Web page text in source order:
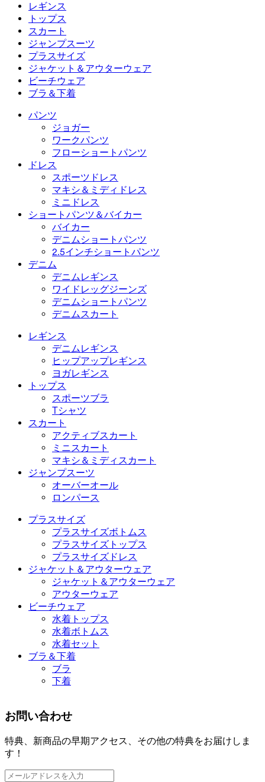
ミニドレス
デニムショートパンツ
2.5インチショートパンツ
デニムレギンス
ワイドレッグジーンズ
デニムショートパンツ
デニムスカート
レギンス
レギンス
デニムレギンス
ヒップアップレギンス
ヨガレギンス
トップス
トップス
スポーツブラ
Tシャツ
スカート
スカート
アクティブスカート
ミニスカート
マキシ＆ミディスカート
ジャンプスーツ
ジャンプスーツ
オーバーオール
ロンパース
プラスサイズ
プラスサイズ
プラスサイズボトムス
プラスサイズトップス
プラスサイズドレス
ジャケット＆アウターウェア
ジャケット＆アウターウェア
ジャケット＆アウターウェア
アウターウェア
ビーチウェア
ビーチウェア
水着トップス
水着ボトムス
水着セット
ブラ＆下着
ブラ＆下着
ブラ
下着
パンツ
ジョガー
ワークパンツ
フローショートパンツ
ドレス
スポーツドレス
マキシ＆ミディドレス
ミニドレス
ショートパンツ＆バイカー
バイカー
デニムショートパンツ
2.5インチショートパンツ
デニム
デニムレギンス
ワイドレッグジーンズ
デニムショートパンツ
デニムスカート
レギンス
デニムレギンス
ヒップアップレギンス
ヨガレギンス
トップス
スポーツブラ
Tシャツ
スカート
アクティブスカート
ミニスカート
マキシ＆ミディスカート
ジャンプスーツ
オーバーオール
ロンパース
プラスサイズ
プラスサイズボトムス
プラスサイズトップス
プラスサイズドレス
ジャケット＆アウターウェア
ジャケット＆アウターウェア
アウターウェア
ビーチウェア
水着トップス
水着ボトムス
水着セット
ブラ＆下着
ブラ
下着
お問い合わせ
特典、新商品の早期アクセス、その他の特典をお届けしま
す！